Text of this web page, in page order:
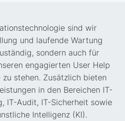
sind wir
und laufende Wartung
sondern auch für
engagierten User Help
stehen. Zusätzlich bieten
in den Bereichen IT-
IT-Audit, IT-Sicherheit sowie
Intelligenz (KI).